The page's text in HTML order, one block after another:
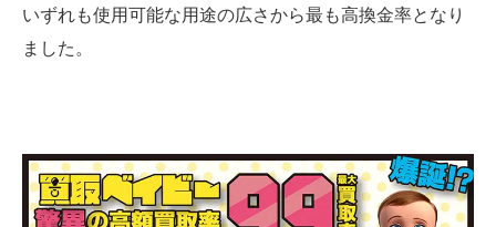
いずれも使用可能な用途の広さから最も高換金率となり
ました。